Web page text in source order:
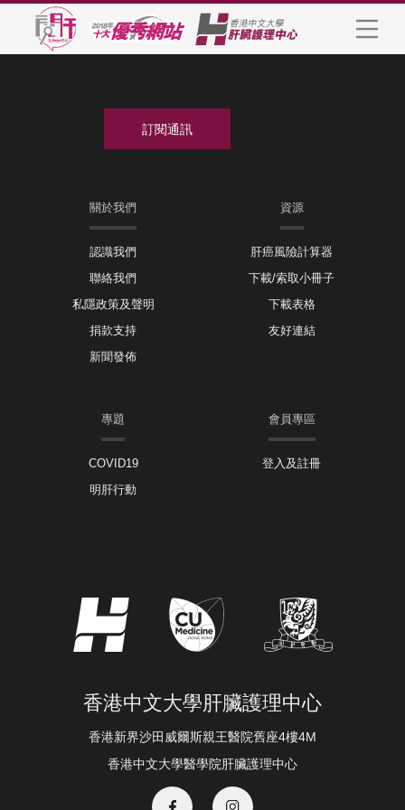
關於我們
認識我們
聯絡我們
私隱政策及聲明
捐款支持
新聞發佈
資源
肝癌風險計算器
下載/索取小冊子
下載表格
友好連結
專題
COVID19
明肝行動
會員專區
登入及註冊
香港中文大學肝臟護理中心
香港新界沙田威爾斯親王醫院舊座4樓4M
香港中文大學醫學院肝臟護理中心